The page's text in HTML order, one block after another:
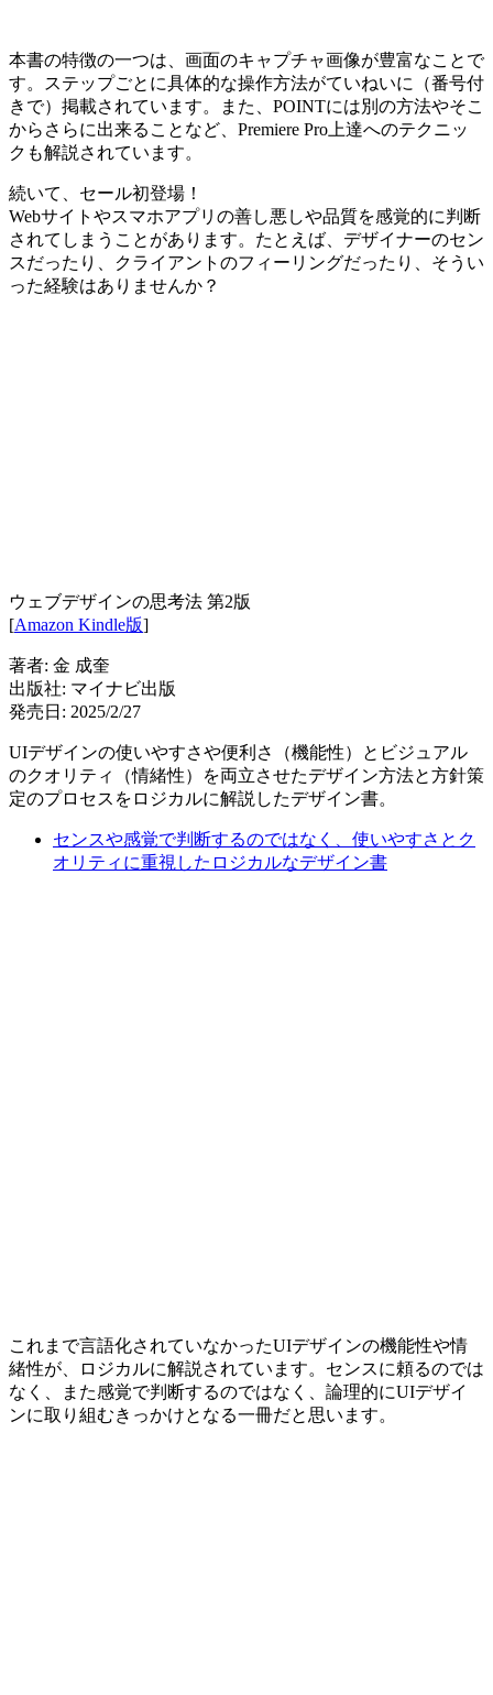
本書の特徴の一つは、画面のキャプチャ画像が豊富なことで
す。ステップごとに具体的な操作方法がていねいに（番号付
きで）掲載されています。また、POINTには別の方法やそこ
からさらに出来ることなど、Premiere Pro上達へのテクニッ
クも解説されています。
続いて、 セール初登場！
Webサイトやスマホアプリの善し悪しや品質を感覚的に判断
されてしまうことがあります。たとえば、デザイナーのセン
スだったり、クライアントのフィーリングだったり、そうい
った経験はありませんか？
ウェブデザインの思考法 第2版
[Amazon Kindle版]
著者: 金 成奎
出版社: マイナビ出版
発売日: 2025/2/27
UIデザインの使いやすさや便利さ（機能性）とビジュアル
のクオリティ（情緒性）を両立させたデザイン方法と方針策
定のプロセスをロジカルに解説したデザイン書。
センスや感覚で判断するのではなく、使いやすさとク
オリティに重視したロジカルなデザイン書
これまで言語化されていなかったUIデザインの機能性や情
緒性が、ロジカルに解説されています。センスに頼るのでは
なく、また感覚で判断するのではなく、論理的にUIデザイ
ンに取り組むきっかけとなる一冊だと思います。